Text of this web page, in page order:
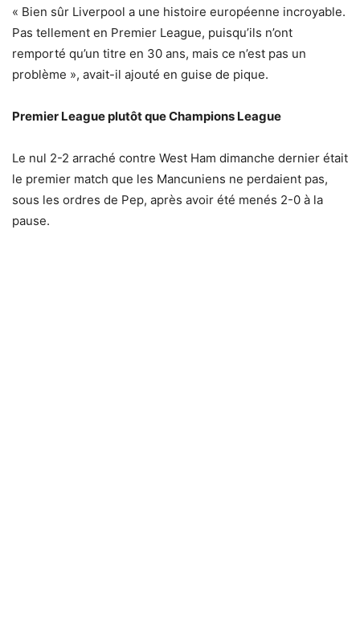
« Bien sûr Liverpool a une histoire européenne incroyable.
Pas tellement en Premier League, puisqu’ils n’ont
remporté qu’un titre en 30 ans, mais ce n’est pas un
problème », avait-il ajouté en guise de pique.
Premier League plutôt que Champions League
Le nul 2-2 arraché contre West Ham dimanche dernier était
le premier match que les Mancuniens ne perdaient pas,
sous les ordres de Pep, après avoir été menés 2-0 à la
pause.